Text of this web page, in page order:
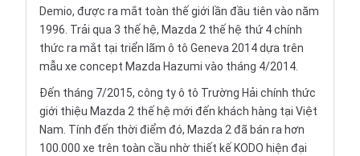
Demio, được ra mắt toàn thế giới lần đầu tiên vào năm
1996. Trải qua 3 thế hệ, Mazda 2 thế hệ thứ 4 chính
thức ra mắt tại triển lãm ô tô Geneva 2014 dựa trên
mẫu xe concept Mazda Hazumi vào tháng 4/2014.
Đến tháng 7/2015, công ty ô tô Trường Hải chính thức
giới thiệu Mazda 2 thế hệ mới đến khách hàng tại Việt
Nam. Tính đến thời điểm đó, Mazda 2 đã bán ra hơn
100.000 xe trên toàn cầu nhờ thiết kế KODO hiện đại